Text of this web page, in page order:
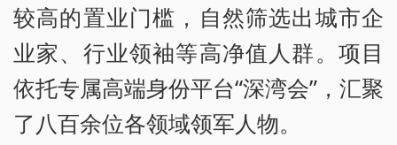
较高的置业门槛，自然筛选出城市企
业家、行业领袖等高净值人群。项目
依托专属高端身份平台“深湾会”，汇聚
了八百余位各领域领军人物。